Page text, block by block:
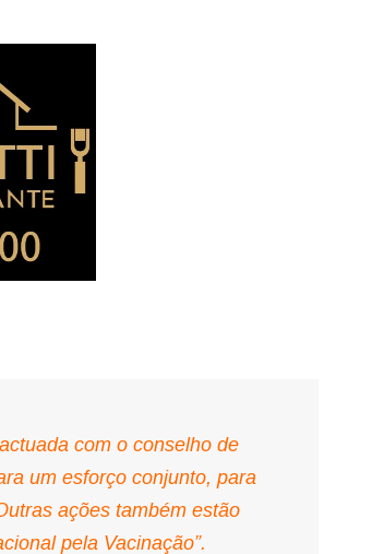
com o conselho de
um esforço conjunto, para
ações também estão
pela Vacinação”.